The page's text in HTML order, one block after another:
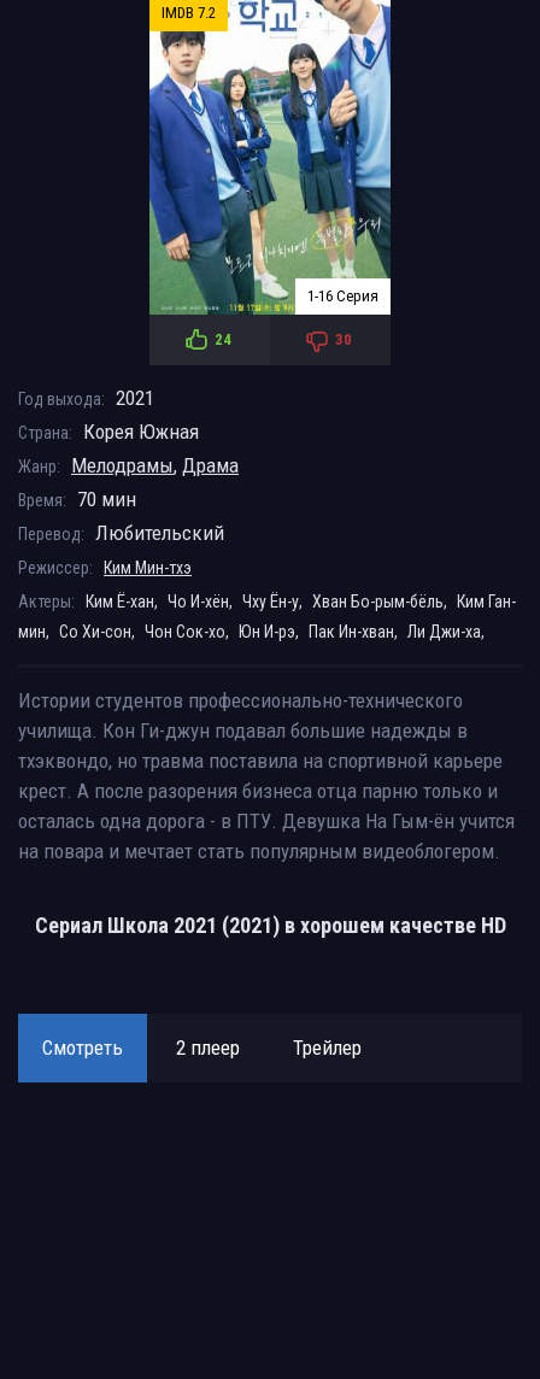
IMDB 7.2
1-16 Серия
24 30
Год выхода: 2021
Страна: Корея Южная
Жанр: Мелодрамы, Драма
Время: 70 мин
Перевод: Любительский
Режиссер:
Ким Мин-тхэ
Актеры:
Ким Ё-хан, Чо И-хён, Чху Ён-у, Хван Бо-рым-бёль,
Ким Ган-
мин, Со Хи-сон, Чон Сок-хо, Юн И-рэ, Пак Ин-хван, Ли Джи-ха,
Истории студентов профессионально-технического
училища. Кон Ги-джун подавал большие надежды в
тхэквондо, но травма поставила на спортивной карьере
крест. А после разорения бизнеса отца парню только и
осталась одна дорога - в ПТУ. Девушка На Гым-ён учится
на повара и мечтает стать популярным видеоблогером.
Сериал Школа 2021 (2021) в хорошем качестве HD
Смотреть 2 плеер Трейлер